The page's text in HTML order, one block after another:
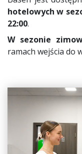
hotelowych w
22:00.
W sezonie
ramach wejścia do